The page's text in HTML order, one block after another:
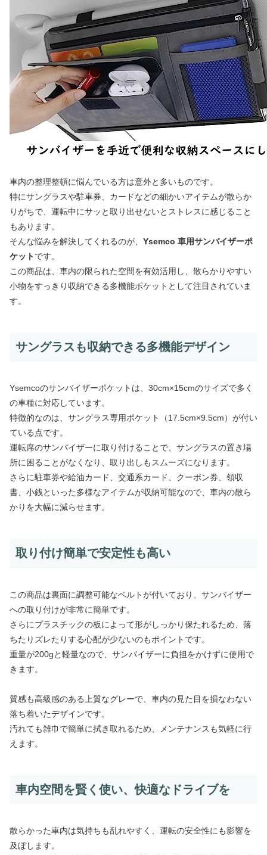
車内の整理整頓に悩んでいる方は意外と多いものです。
特にサングラスや駐車券、カードなどの細かいアイテムが散らか
りがちで、運転中にサッと取り出せないとストレスに感じること
もあります。
そんな悩みを解決してくれるのが、 Ysemco 車用サンバイザーポ
ケットです。
この商品は、車内の限られた空間を有効活用し、散らかりやすい
小物をすっきり収納できる多機能ポケットとして注目されていま
す。
サングラスも収納できる多機能デザイン
Ysemcoのサンバイザーポケットは、30cm×15cmのサイズで多く
の車種に対応しています。
特徴的なのは、サングラス専用ポケット（17.5cm×9.5cm）が付い
ている点です。
運転席のサンバイザーに取り付けることで、サングラスの置き場
所に困ることがなくなり、取り出しもスムーズになります。
さらに駐車券や給油カード、交通系カード、クーポン券、領収
書、小銭といった多様なアイテムが収納可能なので、車内の散ら
かりを大幅に減らせます。
取り付け簡単で安定性も高い
この商品は裏面に調整可能なベルトが付いており、サンバイザー
への取り付けが非常に簡単です。
さらにプラスチックの板によって形がしっかり保たれるため、落
ちたりズレたりする心配が少ないのもポイントです。
重量が200gと軽量なので、サンバイザーに負担をかけずに使用で
きます。
質感も高級感のある上質なグレーで、車内の見た目を損なわない
落ち着いたデザインです。
汚れても雑巾で簡単に拭き取れるため、メンテナンスも気軽に行
えます。
車内空間を賢く使い、快適なドライブを
散らかった車内は気持ちも乱れやすく、運転の安全性にも影響を
及ぼします。